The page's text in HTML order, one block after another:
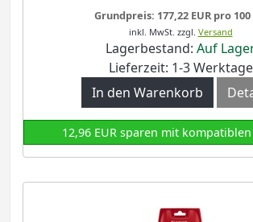
Grundpreis: 177,22 EUR pro
inkl. MwSt. zzgl. Versand
Lagerbestand: Auf
Lieferzeit: 1-3 Werktage
In den Warenkorb
12,96 EUR sparen mit